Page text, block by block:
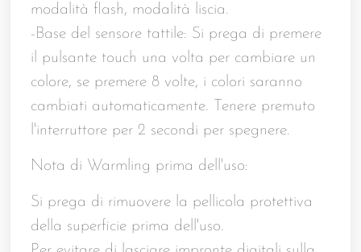
modalità flash, modalità liscia.
-Base del sensore tattile: Si prega di premere
il pulsante touch una volta per cambiare un
colore, se premere 8 volte, i colori saranno
cambiati automaticamente. Tenere premuto
l'interruttore per 2 secondi per spegnere.
Nota di Warmling prima dell'uso:
Si prega di rimuovere la pellicola protettiva
della superficie prima dell'uso.